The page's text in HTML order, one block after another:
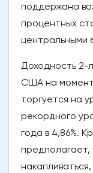
поддержана
процентных
центральными
Доходность 2-
США на момент
торгуется на
рекордного
года в 4,86%.
предполагает,